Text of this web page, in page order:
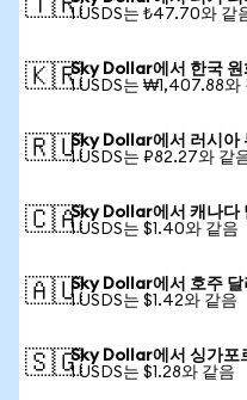
🇹🇷1 USDS는 ₺47.70와 같
🇰🇷Sky Dollar에서 한국 원
1 USDS는 ₩1,407.88와
🇷🇺Sky Dollar에서 러시아
1 USDS는 ₽82.27와 같
🇨🇦Sky Dollar에서 캐나다
1 USDS는 $1.40와 같음
🇦🇺Sky Dollar에서 호주 달
1 USDS는 $1.42와 같음
🇸🇬Sky Dollar에서 싱가포
1 USDS는 $1.28와 같음